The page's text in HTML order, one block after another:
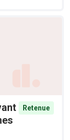
Retenue